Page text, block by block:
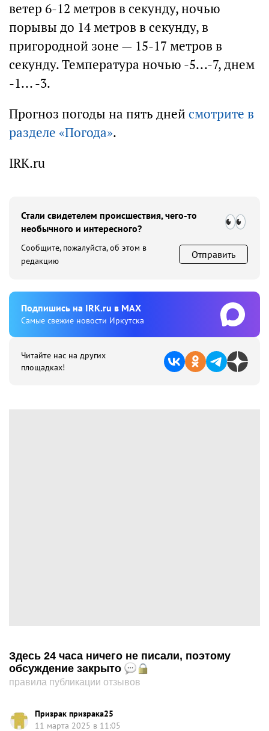
ветер 6-12 метров в секунду, ночью
порывы до 14 метров в секунду, в
пригородной зоне — 15-17 метров в
секунду. Температура ночью -5...-7, днем
-1... -3.
Прогноз погоды на пять дней смотрите в
разделе «Погода».
IRK.ru
Стали свидетелем происшествия, чего-то
необычного и интересного?
Сообщите, пожалуйста, об этом в
редакцию
Отправить
Подпишиcь на IRK.ru в MAX
Cамые свежие новости Иркутска
Читайте нас на других
площадках!
Здесь 24 часа ничего не писали, поэтому
обсуждение закрыто
правила публикации отзывов
Призрак призрака25
11 марта 2025 в 11:05